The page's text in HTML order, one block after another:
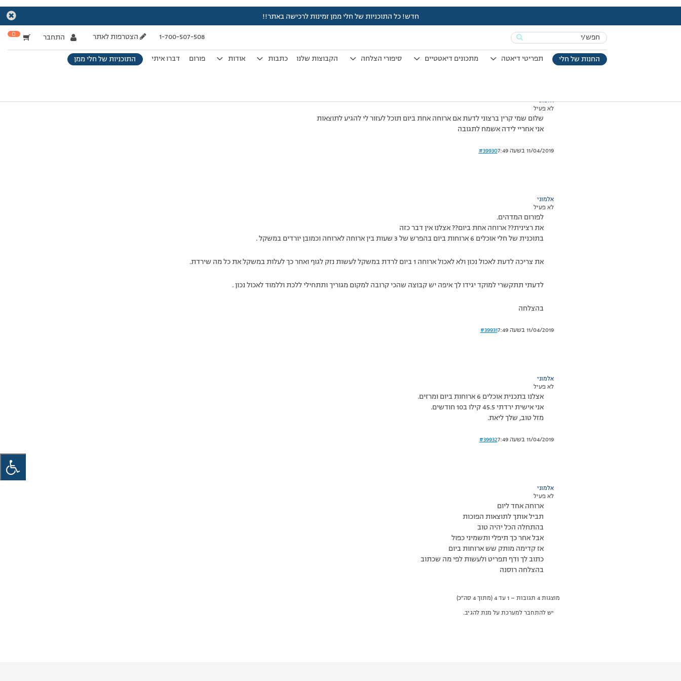
חדש! כל התוכניות של חלי ממן זמינות לרכישה באתר!!
Search
for:
1-700-507-508 הצטרפות לאתר התחבר 0
החנות של חלי תפריטי דיאטה מתכונים דיאטטיים סיפורי הצלחה הקבוצות שלנו כתבות אודות פורום דברו איתי התוכניות של חלי ממן
עמוד הבית>דיונים>פורום>חדשה בפורום
מוצגות 4 תגובות – 1 עד 4 (מתוך 4 סה״כ)
17/01/2008 בשעה 12:59
#39929
אלמוני
לא פעיל
שלום שמי קרין ברצוני לדעת אם ארוחה אחת ביום תוכל לעזור לי להגיע לתוצאות
אני אחריי לידה אשמח לתגובה
11/04/2019 בשעה 7:49 #39930
אלמוני
לא פעיל
לפורום המדהים.
את רצינית?? ארוחה אחת ביום?? אצלנו אין דבר כזה
בתוכנית של חלי אוכלים 6 ארוחות ביום בהפרש של 3 שעות בין ארוחה לארוחה וכמובן יורדים במשקל .
את צריכה לדעת לאכול נכון ולא לאכול ארוחה 1 ביום לרדת במשקל לעשות נזק לגוף ואחר כך לעלות במשקל את כל מה שירדת.
לדעתי תתקשרי למוקד יגידו לך איפה יש קבוצה שהכי קרובה למקום מגוריך ותתחילי ללכת וללמוד לאכול נכון .
בהצלחה
11/04/2019 בשעה 7:49 #39931
אלמוני
לא פעיל
אצלנו בתכנית אוכלים 6 ארוחות ביום ומרזים.
אני אישית ירדתי 45.5 קילו ב10 חודשים.
מזל טוב, שלך ליאת.
11/04/2019 בשעה 7:49 #39932
אלמוני
לא פעיל
ארוחה אחד ליום
תביל אותך לתוצאות הפוכות
בהתחלה הכל יהיה טוב
אבל אחר כך תיפלי ותשמיני כפול
אז קדימה מותק שש ארוחות ביום
כתוב לך ודף תפריט ולעשות לפי מה שכתוב
בהצלחה רוסנה
מוצגות 4 תגובות – 1 עד 4 (מתוך 4 סה״כ)
יש להתחבר למערכת על מנת להגיב.